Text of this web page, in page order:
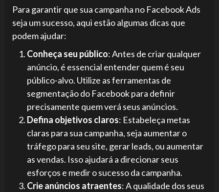
Para garantir que sua campanha no Facebook Ads
seja um sucesso, aqui estão algumas dicas que
podem ajudar:
Conheça seu público: Antes de criar qualquer
anúncio, é essencial entender quem é seu
público-alvo. Utilize as ferramentas de
segmentação do Facebook para definir
precisamente quem verá seus anúncios.
Defina objetivos claros: Estabeleça metas
claras para sua campanha, seja aumentar o
tráfego para seu site, gerar leads, ou aumentar
as vendas. Isso ajudará a direcionar seus
esforços e medir o sucesso da campanha.
Crie anúncios atraentes: A qualidade dos seus